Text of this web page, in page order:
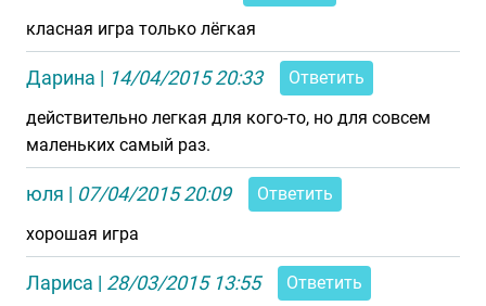
класная игра только лёгкая
Дарина | 14/04/2015 20:33
Ответить
действительно легкая для кого-то, но для совсем
маленьких самый раз.
юля | 07/04/2015 20:09
Ответить
хорошая игра
Лариса | 28/03/2015 13:55
Ответить